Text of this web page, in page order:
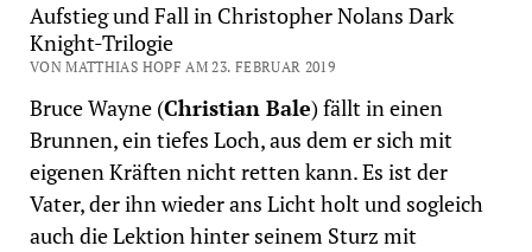
Aufstieg und Fall in Christopher Nolans Dark
Knight-Trilogie
VON MATTHIAS HOPF AM 23. FEBRUAR 2019
Bruce Wayne (Christian Bale) fällt in einen
Brunnen, ein tiefes Loch, aus dem er sich mit
eigenen Kräften nicht retten kann. Es ist der
Vater, der ihn wieder ans Licht holt und sogleich
auch die Lektion hinter seinem Sturz mit